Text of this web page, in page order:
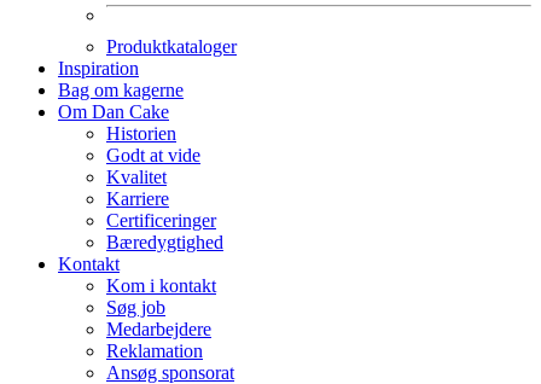
Produktkataloger
Inspiration
Bag om kagerne
Om Dan Cake
Historien
Godt at vide
Kvalitet
Karriere
Certificeringer
Bæredygtighed
Kontakt
Kom i kontakt
Søg job
Medarbejdere
Reklamation
Ansøg sponsorat